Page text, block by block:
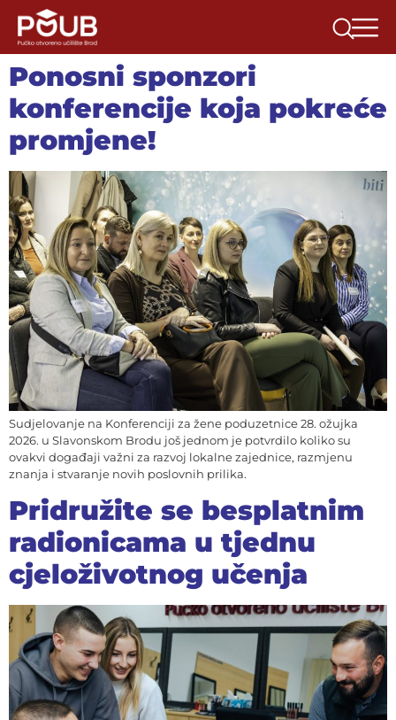
Ponosni sponzori
konferencije koja pokreće
promjene!
Sudjelovanje na Konferenciji za žene poduzetnice 28. ožujka
2026. u Slavonskom Brodu još jednom je potvrdilo koliko su
ovakvi događaji važni za razvoj lokalne zajednice, razmjenu
znanja i stvaranje novih poslovnih prilika.
Pridružite se besplatnim
radionicama u tjednu
cjeloživotnog učenja